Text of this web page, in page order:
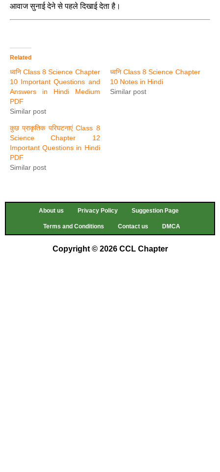
आवाज सुनाई देने से पहले दिखाई देता है।
Related
ध्वनि Class 8 Science Chapter
10 Important Questions and
Answers in Hindi Medium
PDF
Similar post
ध्वनि Class 8 Science Chapter
10 Notes in Hindi
Similar post
कुछ प्राकृतिक परिघटनाएं Class 8
Science Chapter 12
Important Questions in Hindi
PDF
Similar post
About us Privacy Policy Suggestion Page
Terms and Conditions Contact us DMCA
Copyright © 2026 CCL Chapter